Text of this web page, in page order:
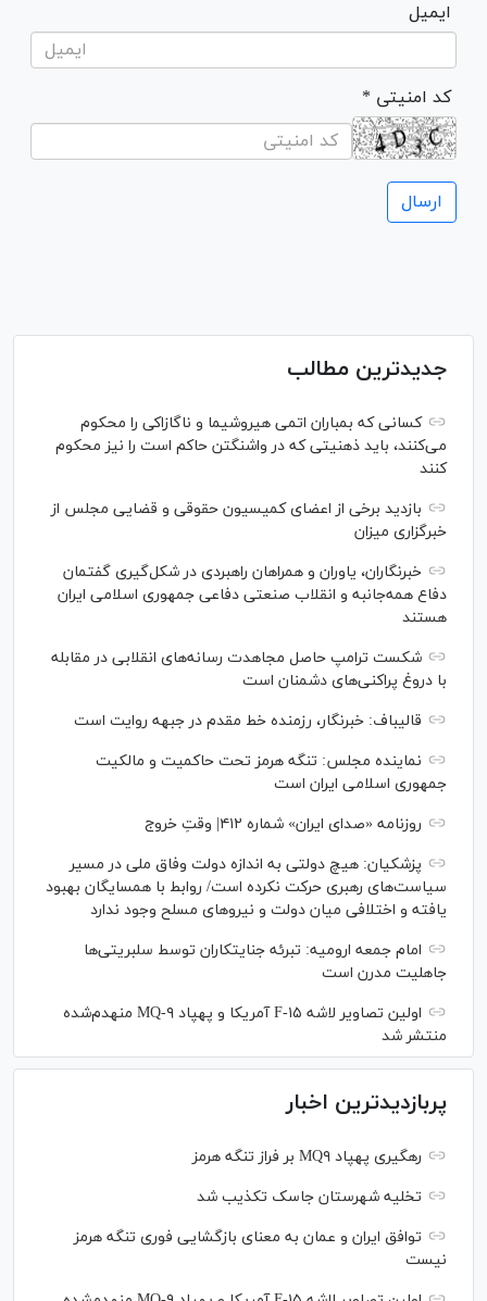
ایمیل
* کد امنیتی
جدیدترین مطالب
کسانی که بمباران اتمی هیروشیما و ناگازاکی را محکوم
می‌کنند، باید ذهنیتی که در واشنگتن حاکم است را نیز محکوم
کنند
بازدید برخی از اعضای کمیسیون حقوقی و قضایی مجلس از
خبرگزاری میزان
خبرنگاران، یاوران و همراهان راهبردی در شکل‌گیری گفتمان
دفاع همه‌جانبه و انقلاب صنعتی دفاعی جمهوری اسلامی ایران
هستند
شکست ترامپ حاصل مجاهدت رسانه‌های انقلابی در مقابله
با دروغ پراکنی‌های دشمنان است
قالیباف: خبرنگار، رزمنده خط مقدم در جبهه روایت است
نماینده مجلس: تنگه هرمز تحت حاکمیت و مالکیت
جمهوری اسلامی ایران است
روزنامه «صدای ایران» شماره ۴۱۲| وقتِ خروج
پزشکیان: هیچ دولتی به اندازه دولت وفاق ملی در مسیر
سیاست‌های رهبری حرکت نکرده است/ روابط با همسایگان بهبود
یافته و اختلافی میان دولت و نیروهای مسلح وجود ندارد
امام جمعه ارومیه: تبرئه جنایتکاران توسط سلبریتی‌ها
جاهلیت مدرن است
اولین تصاویر لاشه F-۱۵ آمریکا و پهپاد MQ-۹ منهدم‌شده
منتشر شد
پربازدیدترین اخبار
رهگیری پهپاد MQ۹ بر فراز تنگه هرمز
تخلیه شهرستان جاسک تکذیب شد
توافق ایران و عمان به معنای بازگشایی فوری تنگه هرمز
نیست